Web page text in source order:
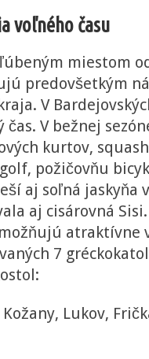
voľného času
miestom
predovšetkým
V
V bežnej
kurtov,
požičovňu
aj soľná jaskyňa
aj cisárovná
atraktívne
7
Lukov,